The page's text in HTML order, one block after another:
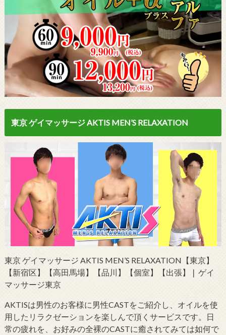
東京 ゲイマッサージ AKTIS MEN’S RELAXATION
東京 ゲイマッサージ AKTIS MEN’S RELAXATION【東京】
【新宿区】【高田馬場】【品川】【個室】【出張】❘ ゲイ
マッサージ東京
AKTISは男性のお客様に男性CASTをご紹介し、オイルを使
用したリラクゼーションを楽しんで頂くサービスです。日
常の疲れを、お好みの全裸のCASTに癒されてみては如何で